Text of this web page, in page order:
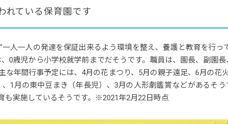
れている保育園です
人一人の発達を保証出来るよう環境を整え、養護と教育を行っ
0歳児から小学校就学前までだそうです。職員は、園長、副園長
年間行事予定には、4月の花まつり、5月の親子遠足、6月の花
1月の東中豆まき（年長児）、3月の人形劇鑑賞などがあるそ
も実施しているそうです。※2021年2月22日時点